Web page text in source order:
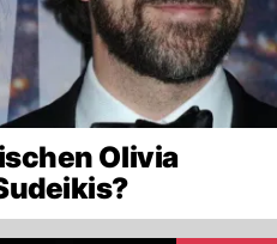
Olivia